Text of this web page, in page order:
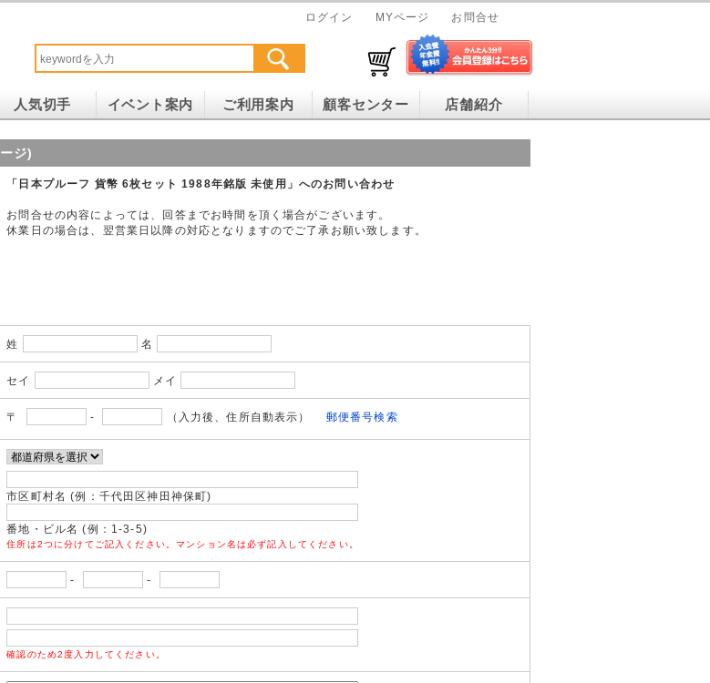
ログイン MYページ お問合せ
人気切手 イベント案内 ご利用案内 顧客センター 店舗紹介
ジ)
「日本プルーフ 貨幣 6枚セット 1988年銘版 未使用」へのお問い合わせ
お問合せの内容によっては、回答までお時間を頂く場合がございます。
休業日の場合は、翌営業日以降の対応となりますのでご了承お願い致します。
姓 名
セイ メイ
〒 - （入力後、住所自動表示） 郵便番号検索
市区町村名 (例：千代田区神田神保町)
番地・ビル名 (例：1-3-5)
住所は2つに分けてご記入ください。マンション名は必ず記入してください。
- -
確認のため2度入力してください。